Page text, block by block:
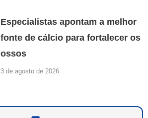
Especialistas apontam a melhor
fonte de cálcio para fortalecer os
ossos
3 de agosto de 2026